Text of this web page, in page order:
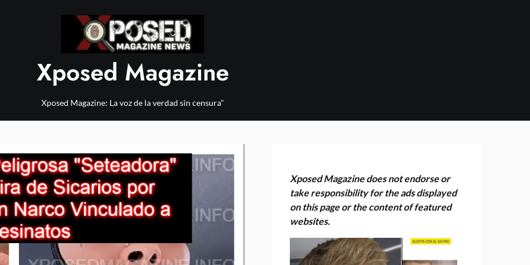
Xposed Magazine
Xposed Magazine: La voz de la verdad sin censura"
Xposed Magazine does not endorse or
take responsibility for the ads displayed
on this page or the content of featured
websites.